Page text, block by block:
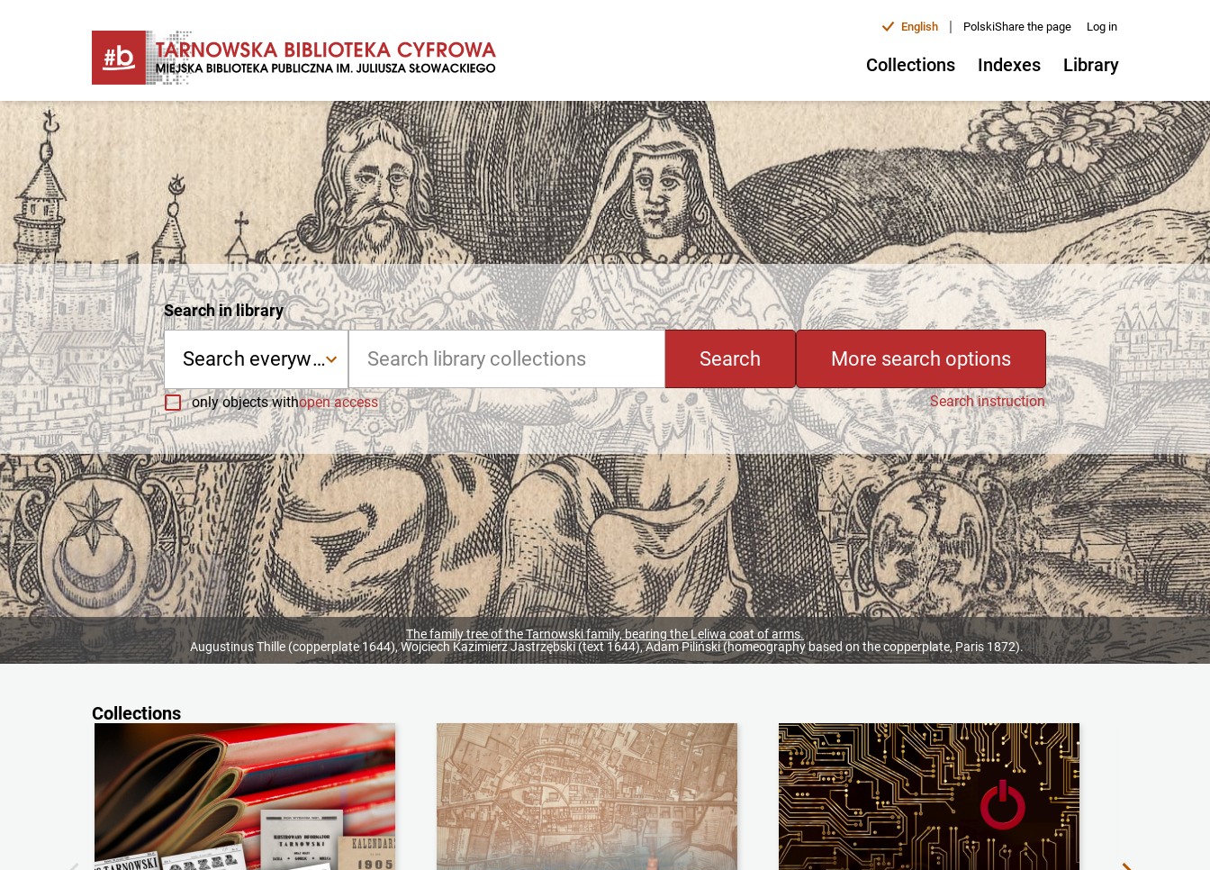
English | PolskiShare the page Log in
Collections Indexes Library
Search in library
Search everywhere Search More search options
only objects withopen access Search instruction
The family tree of the Tarnowski family, bearing the Leliwa coat of arms.
Augustinus Thille (copperplate 1644), Wojciech Kazimierz Jastrzębski (text 1644), Adam Piliński (homeography based on the copperplate, Paris 1872).
Collections